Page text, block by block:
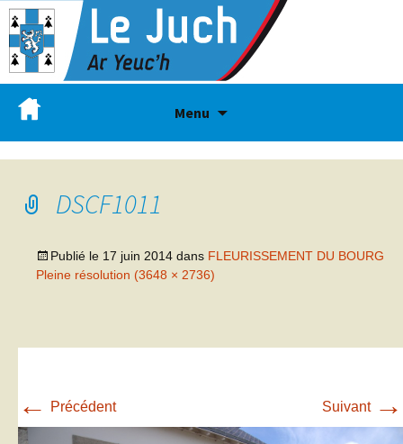
Menu
DSCF1011
Publié le 17 juin 2014 dans FLEURISSEMENT DU BOURG
Pleine résolution (3648 × 2736)
← Précédent Suivant →